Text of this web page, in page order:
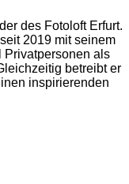
des Fotoloft Erfurt.
2019 mit seinem
Privatpersonen als
betreibt er
inspirierenden